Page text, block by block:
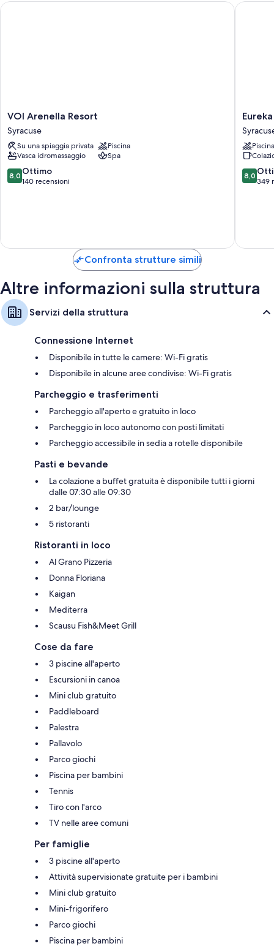
VOI
Arenella
Resort
Syracuse
VOI Arenella Resort
Syracuse
Su una spiaggia privata
Piscina
Vasca idromassaggio
Spa
8.0
su
8,0 Ottimo
140 recensioni
VOI Arenella Resort
Eureka
Palace
Hotel
SpaPiscina
8.0
su
8,0
349
Eureka
Confronta strutture simili
Altre informazioni sulla struttura
Servizi della struttura
Connessione Internet
Disponibile in tutte le camere: Wi-Fi gratis
Disponibile in alcune aree condivise: Wi-Fi gratis
Parcheggio e trasferimenti
Parcheggio all'aperto e gratuito in loco
Parcheggio in loco autonomo con posti limitati
Parcheggio accessibile in sedia a rotelle disponibile
Pasti e bevande
La colazione a buffet gratuita è disponibile tutti i giorni
dalle 07:30 alle 09:30
2 bar/lounge
5 ristoranti
Ristoranti in loco
Al Grano Pizzeria
Donna Floriana
Kaigan
Mediterra
Scausu Fish&Meet Grill
Cose da fare
3 piscine all'aperto
Escursioni in canoa
Mini club gratuito
Paddleboard
Palestra
Pallavolo
Parco giochi
Piscina per bambini
Tennis
Tiro con l'arco
TV nelle aree comuni
Per famiglie
3 piscine all'aperto
Attività supervisionate gratuite per i bambini
Mini club gratuito
Mini-frigorifero
Parco giochi
Piscina per bambini